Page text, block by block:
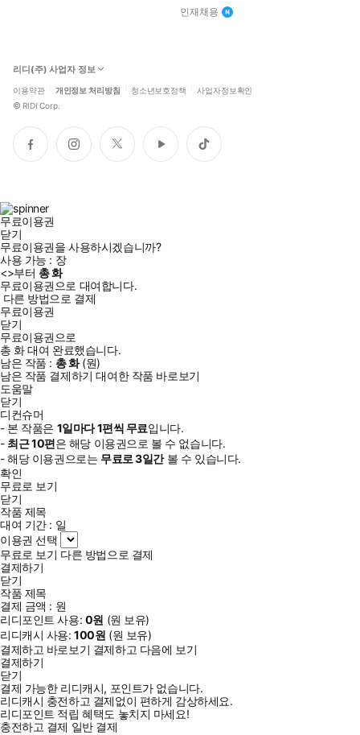
인재채용
리디(주) 사업자 정보
이용약관 개인정보 처리방침 청소년보호정책 사업자정보확인
© RIDI Corp.
페
이
인
스
트
위
유
튜
틱
톡
무료이용권
닫기
무료이용권을 사용하시겠습니까?
사용 가능 : 장
<>부터 총화
무료이용권으로 대여합니다.
다른 방법으로 결제
무료이용권
닫기
무료이용권으로
총 화대여 완료했습니다.
남은 작품 : 총화(원)
남은 작품 결제하기 대여한 작품 바로보기
도움말
닫기
디컨슈머
- 본 작품은 1일마다1편씩 무료입니다.
- 최근10편은 해당 이용권으로 볼 수 없습니다.
- 해당 이용권으로는 무료로3일간볼 수 있습니다.
확인
무료로 보기
닫기
작품 제목
대여 기간 : 일
이용권 선택
무료로 보기 다른 방법으로 결제
결제하기
닫기
작품 제목
결제 금액 : 원
리디포인트 사용: 0원 (원 보유)
리디캐시 사용:100원 (원 보유)
결제하고 바로보기 결제하고 다음에 보기
결제하기
닫기
결제 가능한 리디캐시, 포인트가 없습니다.
리디캐시 충전하고 결제없이 편하게 감상하세요.
리디포인트 적립 혜택도 놓치지 마세요!
충전하고 결제 일반 결제